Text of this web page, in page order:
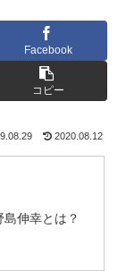
Facebook
コピー
2020.08.12
伸幸とは？